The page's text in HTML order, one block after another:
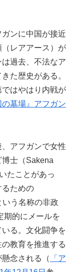
ンに中国が接近
レアアース）が
過去、不法なア
た歴史がある。
はやはり内戦が
の墓場』アフガン
アフガンで女性
士（Sakena
たことがあっ
るための
いう名称の非政
期的にメールを
る。文化闘争を
教育を推進する
念される（
「ア